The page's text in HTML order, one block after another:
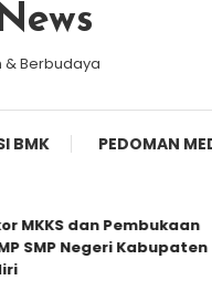
& Berbudaya
BMK PEDOMAN
MKKS dan Pembukaan
SMP Negeri Kabupaten